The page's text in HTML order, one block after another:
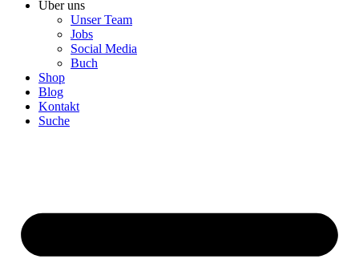
Über uns
Unser Team
Jobs
Social Media
Buch
Shop
Blog
Kontakt
Suche